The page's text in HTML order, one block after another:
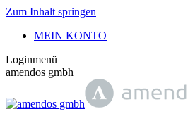
Zum Inhalt springen
MEIN KONTO
Loginmenü
amendos gmbh